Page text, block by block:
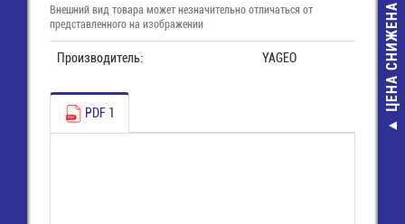
ARJ-
ЦЕНА СНИЖЕНА
Внешний вид товара может незначительно отличаться от
представленного на изображении
Производитель: YAGEO
PDF 1